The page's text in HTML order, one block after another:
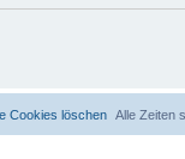
Alle Zeiten
Cookies löschen